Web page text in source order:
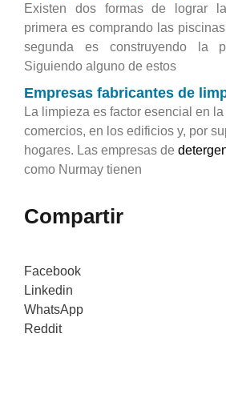
Existen dos formas de lograr
primera es comprando las
segunda es construyendo la
Siguiendo alguno de estos
Empresas fabricantes de
La limpieza es factor esencial en
comercios, en los edificios y, por
hogares. Las empresas de
como Nurmay tienen
Compartir
Facebook
Linkedin
WhatsApp
Reddit